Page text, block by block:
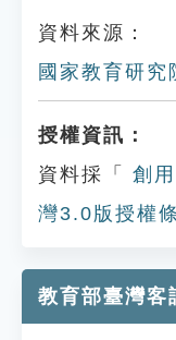
資料來源：
國家教育研究
授權資訊：
資料採「
創
灣3.0版授權
教育部臺灣客